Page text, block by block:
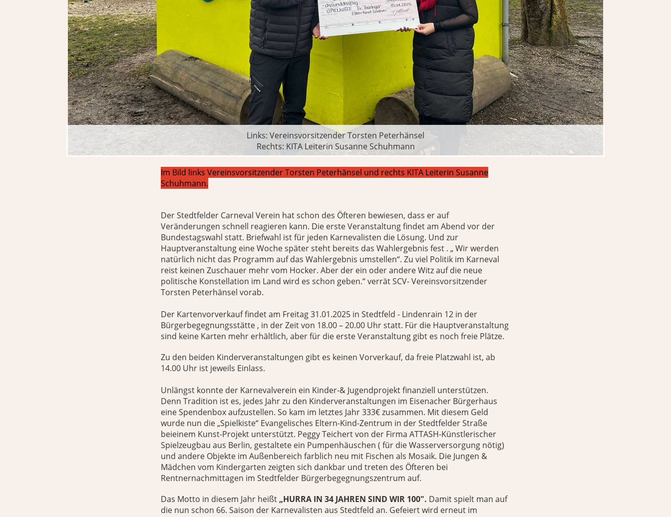
Links: Vereinsvorsitzender Torsten Peterhänsel
Rechts: KITA Leiterin Susanne Schuhmann
Im Bild links Vereinsvorsitzender Torsten Peterhänsel und rechts KITA Leiterin Susanne
Schuhmann.
Der Stedtfelder Carneval Verein hat schon des Öfteren bewiesen, dass er auf
Veränderungen schnell reagieren kann. Die erste Veranstaltung findet am Abend vor der
Bundestagswahl statt. Briefwahl ist für jeden Karnevalisten die Lösung. Und zur
Hauptveranstaltung eine Woche später steht bereits das Wahlergebnis fest . „ Wir werden
natürlich nicht das Programm auf das Wahlergebnis umstellen“. Zu viel Politik im Karneval
reist keinen Zuschauer mehr vom Hocker. Aber der ein oder andere Witz auf die neue
politische Konstellation im Land wird es schon geben.“ verrät SCV- Vereinsvorsitzender
Torsten Peterhänsel vorab.
Der Kartenvorverkauf findet am Freitag 31.01.2025 in Stedtfeld - Lindenrain 12 in der
Bürgerbegegnungsstätte , in der Zeit von 18.00 – 20.00 Uhr statt. Für die Hauptveranstaltung
sind keine Karten mehr erhältlich, aber für die erste Veranstaltung gibt es noch freie Plätze.
Zu den beiden Kinderveranstaltungen gibt es keinen Vorverkauf, da freie Platzwahl ist, ab
14.00 Uhr ist jeweils Einlass.
Unlängst konnte der Karnevalverein ein Kinder-& Jugendprojekt finanziell unterstützen.
Denn Tradition ist es, jedes Jahr zu den Kinderveranstaltungen im Eisenacher Bürgerhaus
eine Spendenbox aufzustellen. So kam im letztes Jahr 333€ zusammen. Mit diesem Geld
wurde nun die „Spielkiste“ Evangelisches Eltern-Kind-Zentrum in der Stedtfelder Straße
beieinem Kunst-Projekt unterstützt. Peggy Teichert von der Firma ATTASH-Künstlerischer
Spielzeugbau aus Berlin, gestaltete ein Pumpenhäuschen ( für die Wasserversorgung nötig)
und andere Objekte im Außenbereich farblich neu mit Fischen als Mosaik. Die Jungen &
Mädchen vom Kindergarten zeigten sich dankbar und treten des Öfteren bei
Rentnernachmittagen im Stedtfelder Bürgerbegegnungszentrum auf.
Das Motto in diesem Jahr heißt „HURRA IN 34 JAHREN SIND WIR 100". Damit spielt man auf
die nun schon 66. Saison der Karnevalisten aus Stedtfeld an. Gefeiert wird erneut im